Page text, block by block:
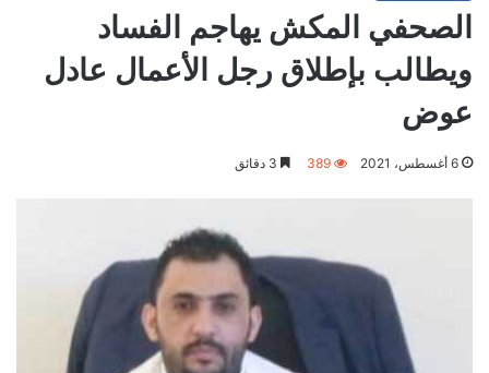
الصحفي المكش يهاجم الفساد
ويطالب بإطلاق رجل الأعمال عادل
عوض
6 أغسطس، 2021 389